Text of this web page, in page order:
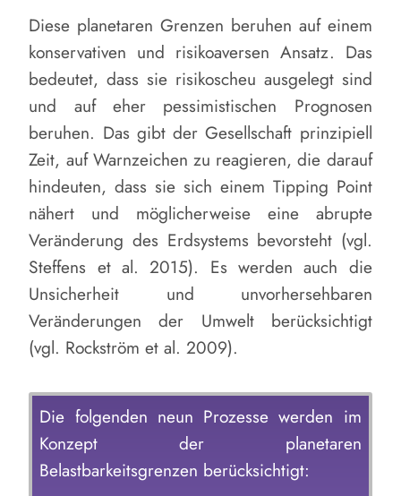
Diese planetaren Grenzen beruhen auf einem
konservativen und risikoaversen Ansatz. Das
bedeutet, dass sie risikoscheu ausgelegt sind
und auf eher pessimistischen Prognosen
beruhen. Das gibt der Gesellschaft prinzipiell
Zeit, auf Warnzeichen zu reagieren, die darauf
hindeuten, dass sie sich einem Tipping Point
nähert und möglicherweise eine abrupte
Veränderung des Erdsystems bevorsteht (vgl.
Steffens et al. 2015). Es werden auch die
Unsicherheit und unvorhersehbaren
Veränderungen der Umwelt berücksichtigt
(vgl. Rockström et al. 2009).
Die folgenden neun Prozesse werden im
Konzept der planetaren
Belastbarkeitsgrenzen berücksichtigt: